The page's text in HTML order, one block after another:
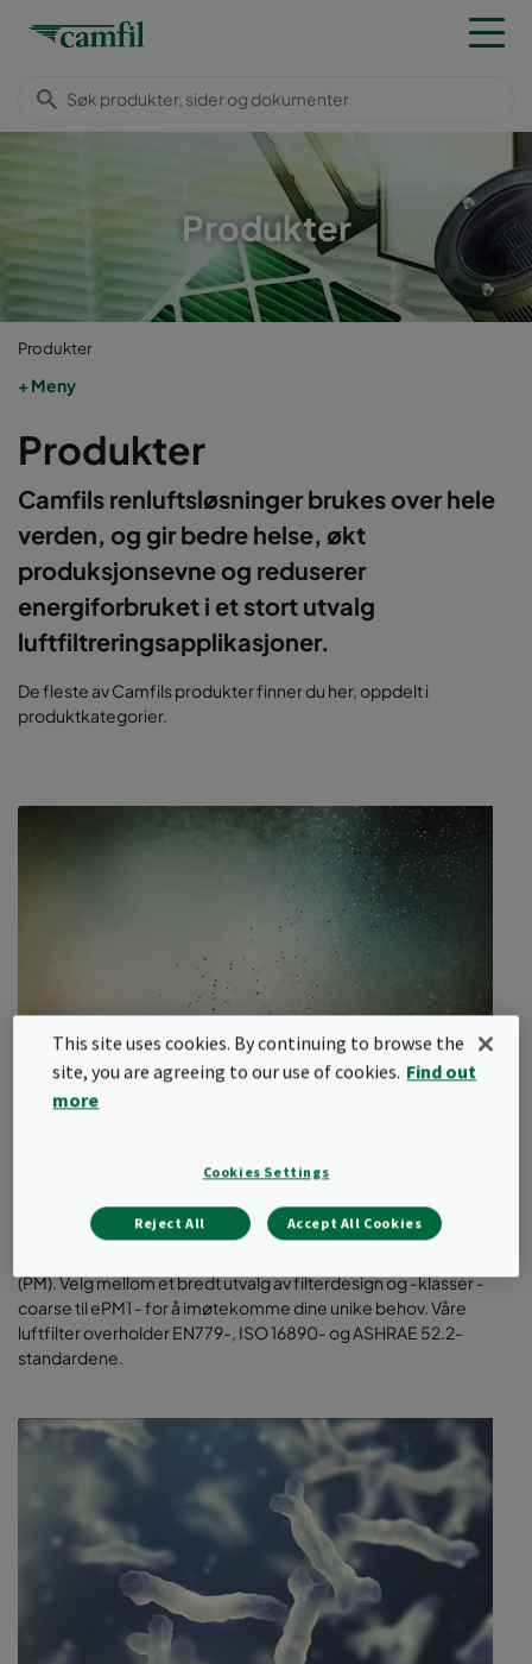
Produkter
Produkter
Meny
Produkter
Camfils renluftsløsninger brukes over hele
verden, og gir bedre helse, økt
produksjonsevne og reduserer
energiforbruket i et stort utvalg
luftfiltreringsapplikasjoner.
De fleste av Camfils produkter finner du her, oppdelt i
produktkategorier.
Våre energibesparende filter i høy kvalitet beskytter
(PM). Velg mellom et bredt utvalg av filterdesign og -klasser -
coarse til ePM1 - for å imøtekomme dine unike behov. Våre
luftfilter overholder EN779-, ISO 16890- og ASHRAE 52.2-
standardene.
This site uses cookies. By continuing to browse the
site, you are agreeing to our use of cookies. Find out
more
Cookies Settings
Reject All Accept All Cookies